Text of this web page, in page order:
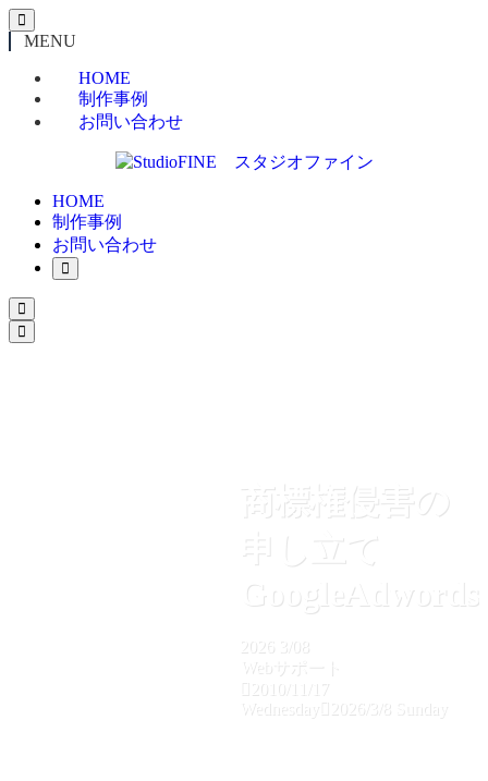
MENU
HOME
制作事例
お問い合わせ
HOME
制作事例
お問い合わせ
商標権侵害の
申し立て
GoogleAdwords
2026
3/08
Webサポート
2010/11/17
Wednesday
2026/3/8 Sunday